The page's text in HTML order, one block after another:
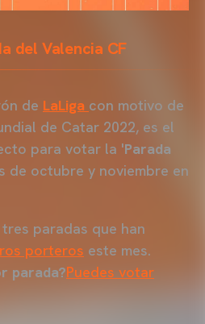
del Valencia CF
de LaLiga con motivo de
de Catar 2022, es el
para votar la 'Parada
de octubre y noviembre en
paradas que han
porteros este mes.
parada?Puedes votar